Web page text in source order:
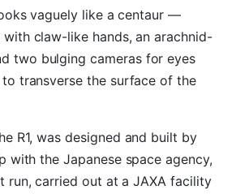
vaguely like a centaur —
claw-like hands, an arachnid-
two bulging cameras for eyes
transverse the surface of the
R1, was designed and built by
with the Japanese space agency,
run, carried out at a JAXA facility